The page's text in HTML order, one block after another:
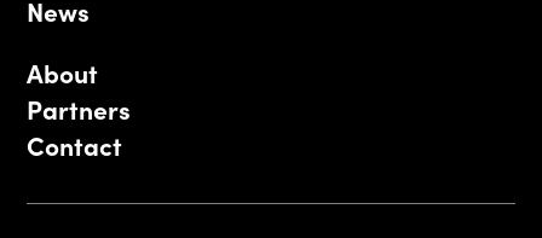
News
About
Partners
Contact